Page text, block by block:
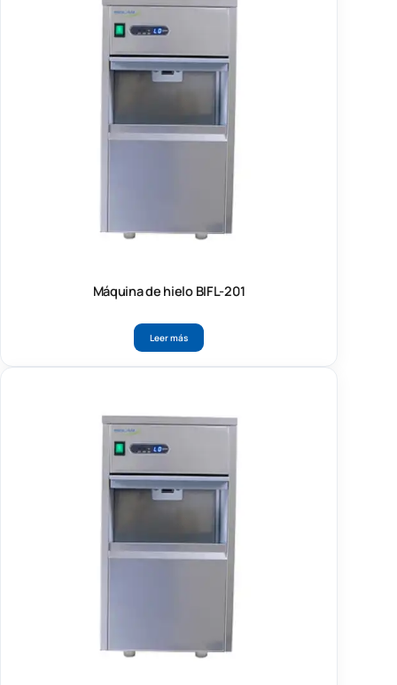
Máquina de hielo BIFL-201
Leer más